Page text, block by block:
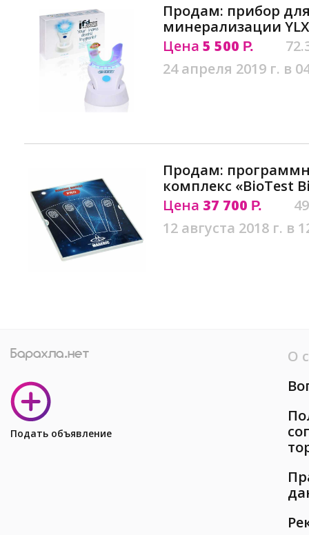
Продам: прибор
минерализации
Цена 5 500 Р.
24 апреля 2019 г. в
Продам:
комплекс «BioTest
Цена 37 700 Р.
12 августа 2018 г. в
Подать объявление
О